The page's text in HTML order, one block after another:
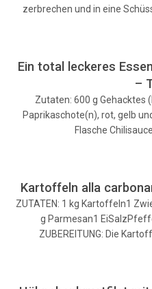
zerbrechen und in eine
Ein total leckeres
–
Zutaten: 600 g Gehacktes
Paprikaschote(n), rot, gelb
Flasche
Kartoffeln alla
ZUTATEN: 1 kg Kartoffeln1
g Parmesan1
ZUBEREITUNG: Die